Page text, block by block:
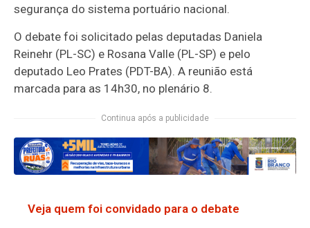
segurança do sistema portuário nacional.
O debate foi solicitado pelas deputadas Daniela
Reinehr (PL-SC) e Rosana Valle (PL-SP) e pelo
deputado Leo Prates (PDT-BA). A reunião está
marcada para as 14h30, no plenário 8.
Continua após a publicidade
Veja quem foi convidado para o debate